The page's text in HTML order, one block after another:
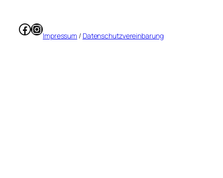
Facebook
Instagram
Impressum / Datenschutzvereinbarung